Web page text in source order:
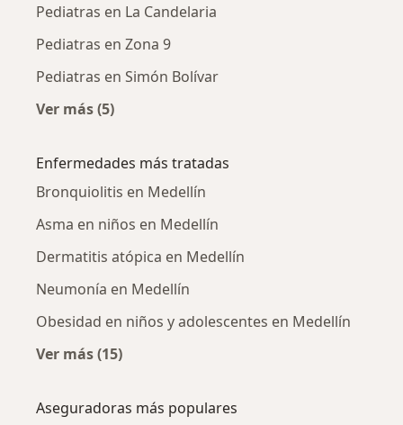
Pediatras en La Candelaria
Pediatras en Zona 9
Pediatras en Simón Bolívar
Ver más (5)
Enfermedades más tratadas
Bronquiolitis en Medellín
Asma en niños en Medellín
Dermatitis atópica en Medellín
Neumonía en Medellín
Obesidad en niños y adolescentes en Medellín
Ver más (15)
Aseguradoras más populares